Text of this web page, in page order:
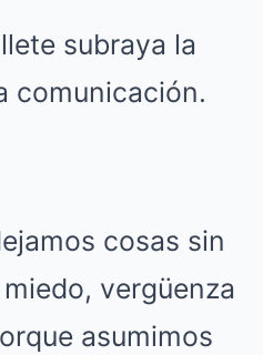
subraya la
comunicación.
cosas sin
vergüenza
asumimos